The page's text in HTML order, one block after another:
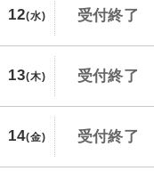
12(水) 受付終了
13(木) 受付終了
14(金) 受付終了